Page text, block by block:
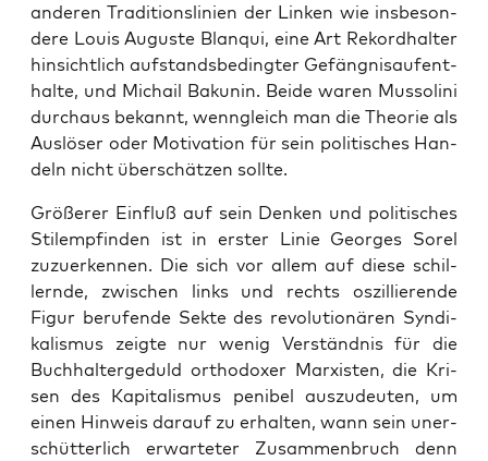
ande­ren Tra­di­ti­ons­li­ni­en der Lin­ken wie ins­be­son­
de­re Lou­is Augus­te Blan­qui, eine Art Rekord­hal­ter
hin­sicht­lich auf­stands­be­ding­ter Gefäng­nis­auf­ent­
hal­te, und Michail Baku­nin. Bei­de waren Mus­so­li­ni
durch­aus bekannt, wenn­gleich man die Theo­rie als
Aus­lö­ser oder Moti­va­ti­on für sein poli­ti­sches Han­
deln nicht über­schät­zen sollte.
Grö­ße­rer Ein­fluß auf sein Den­ken und poli­ti­sches
Stil­emp­fin­den ist in ers­ter Linie Geor­ges Sor­el
zuzu­er­ken­nen. Die sich vor allem auf die­se schil­
lern­de, zwi­schen links und rechts oszil­lie­ren­de
Figur beru­fen­de Sek­te des revo­lu­tio­nä­ren Syn­di­
ka­lis­mus zeig­te nur wenig Ver­ständ­nis für die
Buch­hal­ter­ge­duld ortho­do­xer Mar­xis­ten, die Kri­
sen des Kapi­ta­lis­mus peni­bel aus­zu­deu­ten, um
einen Hin­weis dar­auf zu erhal­ten, wann sein uner­
schüt­ter­lich erwar­te­ter Zusam­men­bruch denn